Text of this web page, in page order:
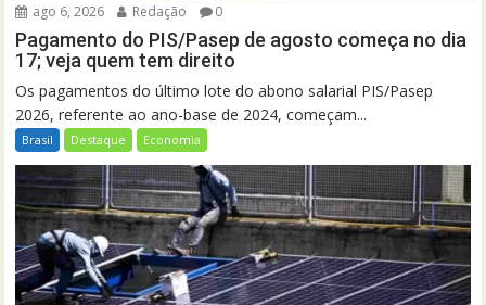
ago 6, 2026 Redação 0
Pagamento do PIS/Pasep de agosto começa no dia
17; veja quem tem direito
Os pagamentos do último lote do abono salarial PIS/Pasep
2026, referente ao ano-base de 2024, começam...
Brasil Destaque Economia